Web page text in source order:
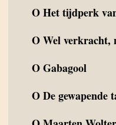
OHet tijdperk
OWel verkracht,
OGabagool
ODe gewapende